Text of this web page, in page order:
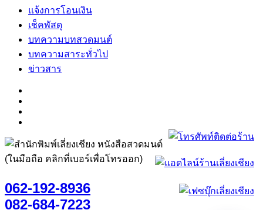
แจ้งการโอนเงิน
เช็คพัสดุ
บทความบทสวดมนต์
บทความสาระทั่วไป
ข่าวสาร
(ในมือถือ คลิกที่เบอร์เพื่อโทรออก)
062-192-8936
082-684-7223